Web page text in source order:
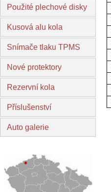
Použité plechové disky
Kusová alu kola
Snímače tlaku TPMS
Nové protektory
Rezervní kola
Příslušenství
Auto galerie